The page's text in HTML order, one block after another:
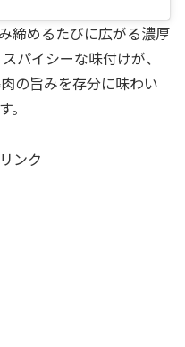
締めるたびに広がる濃厚
パイシーな味付けが、
の旨みを存分に味わい
ンク